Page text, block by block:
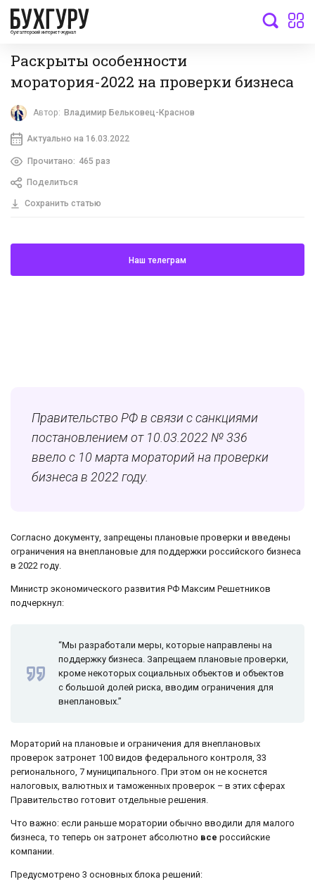
бухгалтерский интернет-журнал
Раскрыты особенности
моратория-2022 на проверки бизнеса
Автор: Владимир Бельковец-Краснов
Актуально на 16.03.2022
Прочитано: 465 раз
Поделиться
Сохранить статью
Наш телеграм
Правительство РФ в связи с санкциями
постановлением от 10.03.2022 № 336
ввело с 10 марта мораторий на проверки
бизнеса в 2022 году.
Согласно документу, запрещены плановые проверки и введены
ограничения на внеплановые для поддержки российского бизнеса
в 2022 году.
Министр экономического развития РФ Максим Решетников
подчеркнул:
“Мы разработали меры, которые направлены на
поддержку бизнеса. Запрещаем плановые проверки,
кроме некоторых социальных объектов и объектов
с большой долей риска, вводим ограничения для
внеплановых.”
Мораторий на плановые и ограничения для внеплановых
проверок затронет 100 видов федерального контроля, 33
регионального, 7 муниципального. При этом он не коснется
налоговых, валютных и таможенных проверок – в этих сферах
Правительство готовит отдельные решения.
Что важно: если раньше моратории обычно вводили для малого
бизнеса, то теперь он затронет абсолютно все российские
компании.
Предусмотрено 3 основных блока решений: